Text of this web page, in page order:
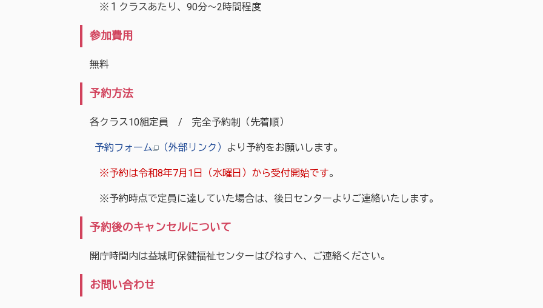
※１クラスあたり、90分～2時間程度
参加費用
無料
予約方法
各クラス10組定員 / 完全予約制（先着順）
予約フォーム （外部リンク） より予約をお願いします。
※予約は令和8年7月1日（水曜日）から受付開始です。
※予約時点で定員に達していた場合は、後日センターよりご連絡いたします。
予約後のキャンセルについて
開庁時間内は益城町保健福祉センターはぴねすへ、ご連絡ください。
お問い合わせ